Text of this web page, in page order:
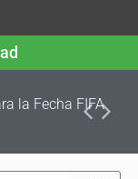
la Fecha FIFA